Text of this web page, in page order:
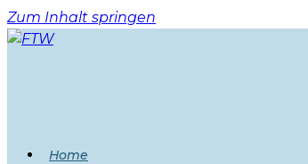
Zum Inhalt springen
Home